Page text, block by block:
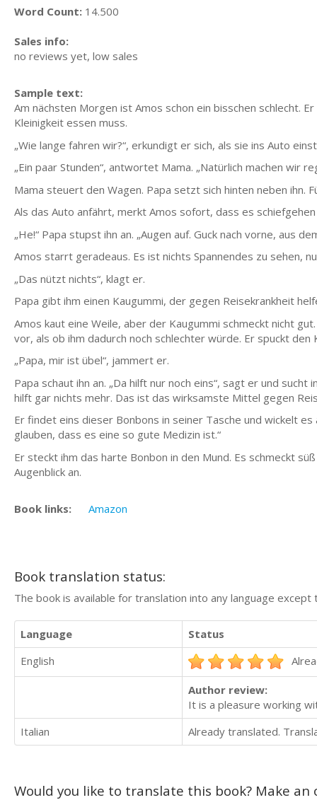
Word Count: 14.500
Sales info:
no reviews yet, low sales
Sample text:
Am nächsten Morgen ist Amos schon ein bisschen schlecht.
Kleinigkeit essen muss.
„Wie lange fahren wir?“, erkundigt er sich, als sie ins Auto
„Ein paar Stunden“, antwortet Mama. „Natürlich machen wir
Mama steuert den Wagen. Papa setzt sich hinten neben ihn.
Als das Auto anfährt, merkt Amos sofort, dass es
„He!“ Papa stupst ihn an. „Augen auf. Guck nach vorne, aus
Amos starrt geradeaus. Es ist nichts Spannendes zu sehen,
„Das nützt nichts“, klagt er.
Papa gibt ihm einen Kaugummi, der gegen Reisekrankheit
Amos kaut eine Weile, aber der Kaugummi schmeckt nicht
vor, als ob ihm dadurch noch schlechter würde. Er spuckt den
„Papa, mir ist übel“, jammert er.
Papa schaut ihn an. „Da hilft nur noch eins“, sagt er und
hilft gar nichts mehr. Das ist das wirksamste Mittel gegen
Er findet eins dieser Bonbons in seiner Tasche und wickelt
glauben, dass es eine so gute Medizin ist.“
Er steckt ihm das harte Bonbon in den Mund. Es schmeckt
Augenblick an.
Book links: Amazon
Book translation status:
The book is available for translation into any language
Language
Status
English
Author review:
It is a pleasure working
Italian
Already translated.
Would you like to translate this book? Make